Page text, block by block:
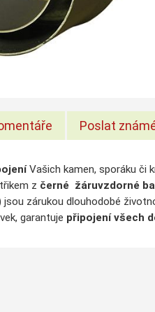
Poslat
Vašich kamen, sporáku či
z černé žáruvzdorné
zárukou dlouhodobé
garantuje připojení všech